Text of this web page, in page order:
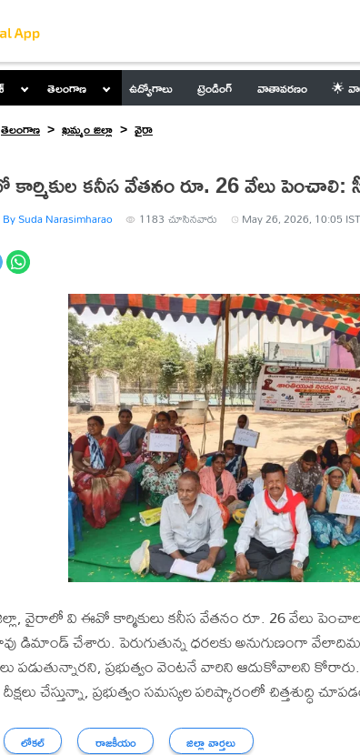
తెలంగాణ ఉద్యోగాలు ట్రెండింగ్ వాతావరణం 🌟
తెలంగాణ ఖమ్మం జిల్లా వైరా
కనీస వేతనం రూ. 26 వేలు పెంచాలి:
By Suda Narasimharao 1183 చూసినవారు May 26, 2026, 10:05 IST
వైరాలో వి ఈవో కార్మికులు కనీస వేతనం రూ. 26 వేలు
డిమాండ్ చేశారు. పెరుగుతున్న ధరలకు అనుగుణంగా
పడుతున్నారని, ప్రభుత్వం వెంటనే వారిని ఆదుకోవాలని
చేస్తున్నా, ప్రభుత్వం సమస్యల పరిష్కారంలో చిత్తశుద్ధి
లోకల్ రాజకీయం జిల్లా వార్తలు